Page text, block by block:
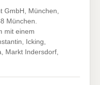
GmbH, München,
München.
mit einem
Icking,
Markt Indersdorf,